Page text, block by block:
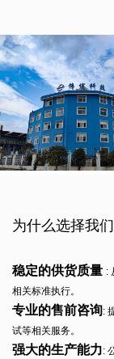
为什么选择我们
稳定的供货质量 :
相关标准执行。
专业的售前咨询:
试等相关服务。
强大的生产能力: